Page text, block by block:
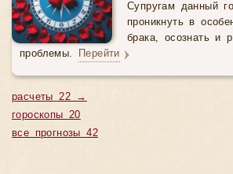
Супругам данный
проникнуть в
брака, осознать и
проблемы. Перейти
расчеты 22 →
гороскопы 20
все прогнозы 42